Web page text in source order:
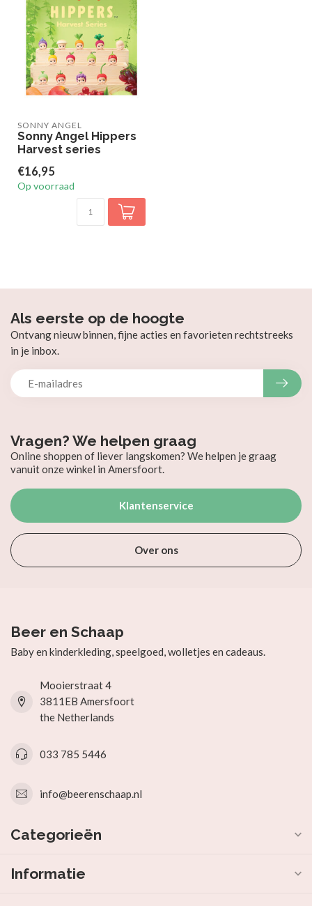
SONNY ANGEL
Sonny Angel Hippers
Harvest series
€16,95
Op voorraad
Vragen? We helpen graag
Online shoppen of liever langskomen? We helpen je graag
vanuit onze winkel in Amersfoort.
Klantenservice
Over ons
Als eerste op de hoogte
Ontvang nieuw binnen, fijne acties en favorieten rechtstreeks
in je inbox.
Beer en Schaap
Baby en kinderkleding, speelgoed, wolletjes en cadeaus.
Mooierstraat 4
3811EB Amersfoort
the Netherlands
033 785 5446
info@beerenschaap.nl
Categorieën
Informatie